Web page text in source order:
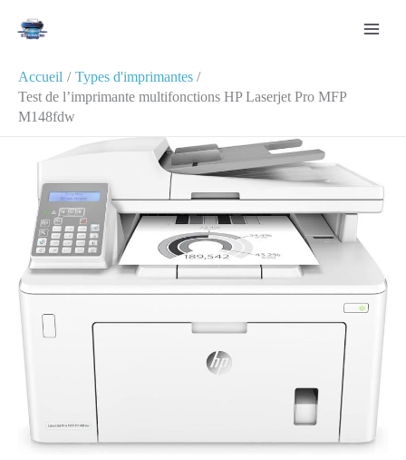
Accueil
Types d'imprimantes
Test de l’imprimante multifonctions HP Laserjet Pro MFP
M148fdw